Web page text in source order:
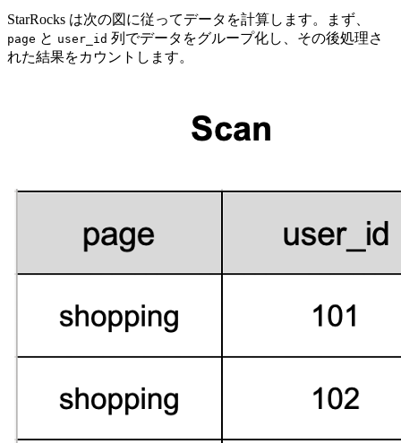
StarRocks は次の図に従ってデータを計算します。まず、
page と user_id 列でデータをグループ化し、その後処理さ
れた結果をカウントします。